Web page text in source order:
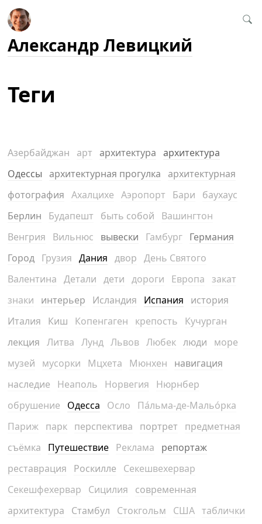
Александр Левицкий
Теги
Азербайджан арт архитектура
архитектура
Одессы
архитектурная прогулка
архитектурная
фотография
Ахалцихе Аэропорт Бари
баухаус
Берлин
Будапешт быть собой
Вашингтон
Венгрия
Вильнюс вывески Гамбург Германия
Город Грузия Дания двор
День Святого
Валентина
Детали дети дороги Европа
закат
знаки
интерьер Исландия Испания
история
Италия
Киш Копенгаген крепость
Кучурган
лекция
Литва Лунд Львов Любек люди
море
музей
мусорки Мцхета Мюнхен
навигация
наследие
Неаполь Норвегия
Нюрнбер
обрушение
Одесса Осло
Па́льма-де-Мальо́рка
Париж парк перспектива портрет предметная
съёмка
Путешествие Реклама
репортаж
реставрация
Роскилле
Секешвехервар
Секешфехервар
Сицилия
современная
архитектура
Стамбул Стокгольм США таблички